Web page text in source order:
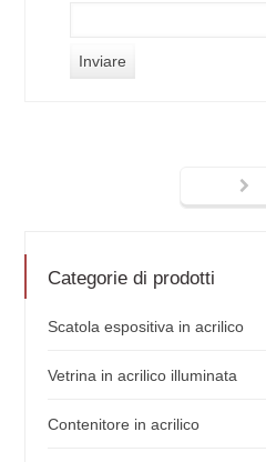
Categorie di prodotti
Scatola espositiva in acrilico
Vetrina in acrilico illuminata
Contenitore in acrilico